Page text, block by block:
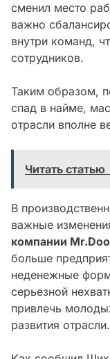
сменил место
важно
внутри команд,
сотрудников.
Таким образом,
спад в найме,
отрасли вполне
Читать статью
В
важные
компании
больше
неденежные
серьезной
привлечь
развития отрасли.